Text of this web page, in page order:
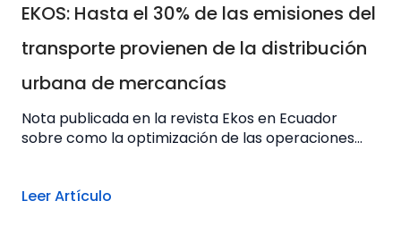
EKOS: Hasta el 30% de las emisiones del
transporte provienen de la distribución
urbana de mercancías
Nota publicada en la revista Ekos en Ecuador
sobre como la optimización de las operaciones...
Leer Artículo